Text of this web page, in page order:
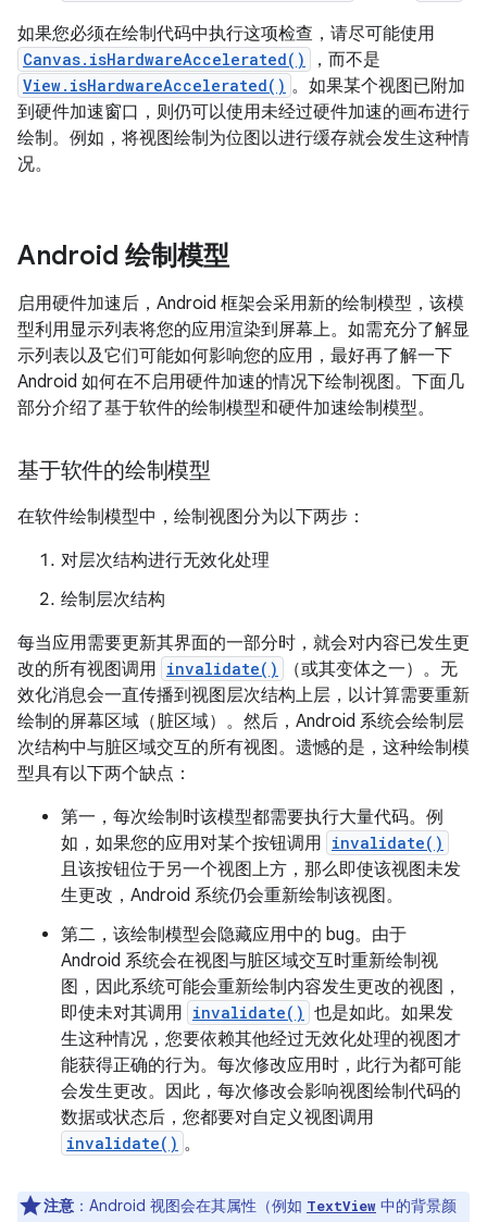
如果您必须在绘制代码中执行这项检查，请尽可能使用
Canvas.isHardwareAccelerated() ，而不是
View.isHardwareAccelerated() 。如果某个视图已附加
到硬件加速窗口，则仍可以使用未经过硬件加速的画布进行
绘制。例如，将视图绘制为位图以进行缓存就会发生这种情
况。
Android 绘制模型
启用硬件加速后，Android 框架会采用新的绘制模型，该模
型利用显示列表将您的应用渲染到屏幕上。 如需充分了解显
示列表以及它们可能如何影响您的应用，最好再了解一下
Android 如何在不启用硬件加速的情况下绘制视图。下面几
部分介绍了基于软件的绘制模型和硬件加速绘制模型。
基于软件的绘制模型
在软件绘制模型中，绘制视图分为以下两步：
对层次结构进行无效化处理
绘制层次结构
每当应用需要更新其界面的一部分时，就会对内容已发生更
改的所有视图调用 invalidate()
（或其变体之一）。无
效化消息会一直传播到视图层次结构上层，以计算需要重新
绘制的屏幕区域（脏区域）。然后，Android 系统会绘制层
次结构中与脏区域交互的所有视图。遗憾的是，这种绘制模
型具有以下两个缺点：
第一，每次绘制时该模型都需要执行大量代码。例
如，如果您的应用对某个按钮调用 invalidate()
且该按钮位于另一个视图上方，那么即使该视图未发
生更改，Android 系统仍会重新绘制该视图。
第二，该绘制模型会隐藏应用中的 bug。由于
Android 系统会在视图与脏区域交互时重新绘制视
图，因此系统可能会重新绘制内容发生更改的视图，
即使未对其调用 invalidate() 也是如此。如果发
生这种情况，您要依赖其他经过无效化处理的视图才
能获得正确的行为。每次修改应用时，此行为都可能
会发生更改。因此，每次修改会影响视图绘制代码的
数据或状态后，您都要对自定义视图调用
invalidate() 。
注意 ：Android 视图会在其属性（例如 TextView 中的背景颜